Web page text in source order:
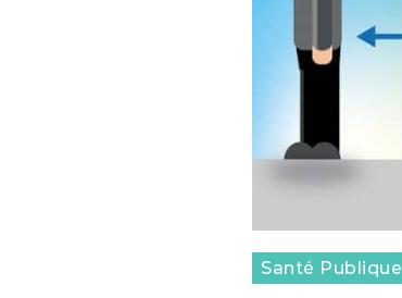
Santé Publique